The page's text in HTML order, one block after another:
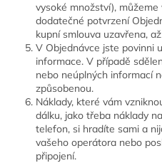
vysoké množství),
dodatečné potvrzení
kupní smlouva uzavřena,
V Objednávce jste povinni
informace. V případě
nebo neúplných informací
způsobenou.
Náklady, které vám
dálku, jako třeba náklady
telefon, si hradíte sami a
vašeho operátora nebo
připojení.